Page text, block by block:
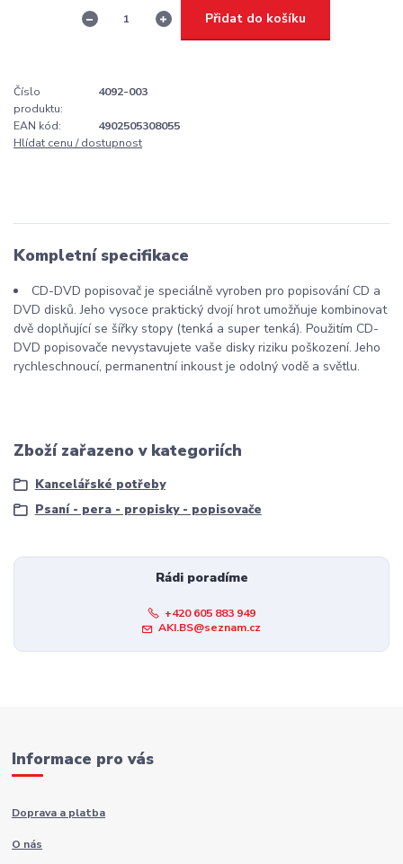
Přidat do košíku
Číslo
produktu:
4092-003
EAN kód:
4902505308055
Hlídat cenu / dostupnost
Kompletní specifikace
CD-DVD popisovač je speciálně vyroben pro popisování CD a
DVD disků. Jeho vysoce praktický dvojí hrot umožňuje kombinovat
dvě doplňující se šířky stopy (tenká a super tenká). Použitím CD-
DVD popisovače nevystavujete vaše disky riziku poškození. Jeho
rychleschnoucí, permanentní inkoust je odolný vodě a světlu.
Zboží zařazeno v kategoriích
Kancelářské potřeby
Psaní - pera - propisky - popisovače
Rádi poradíme
+420 605 883 949
AKI.BS@seznam.cz
Informace pro vás
Doprava a platba
O nás